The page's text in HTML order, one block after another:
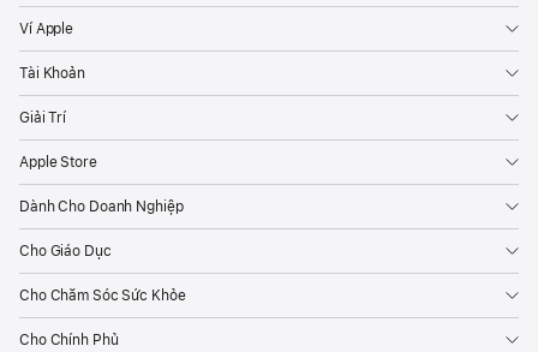
Ví Apple
Tài Khoản
Giải Trí
Apple Store
Dành Cho Doanh Nghiệp
Cho Giáo Dục
Cho Chăm Sóc Sức Khỏe
Cho Chính Phủ